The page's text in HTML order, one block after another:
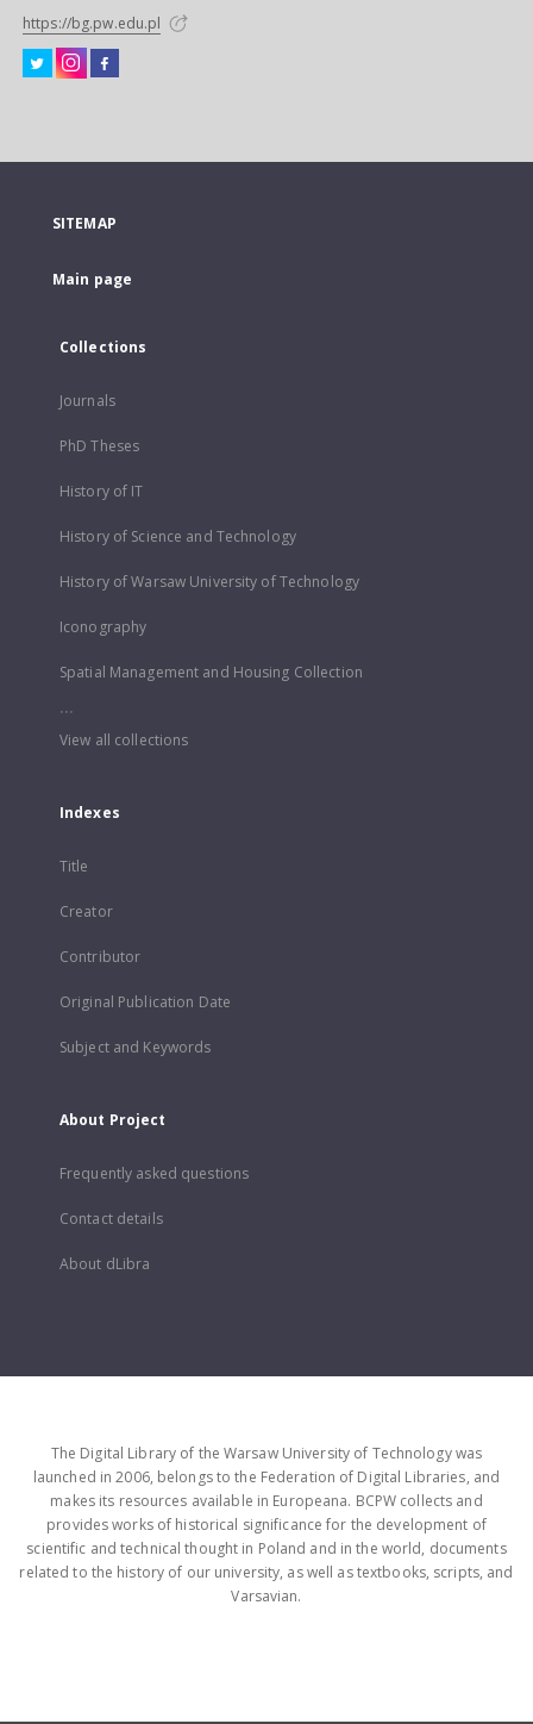
https://bg.pw.edu.pl
SITEMAP
Main page
Collections
Journals
PhD Theses
History of IT
History of Science and Technology
History of Warsaw University of Technology
Iconography
Spatial Management and Housing Collection
...
View all collections
Indexes
Title
Creator
Contributor
Original Publication Date
Subject and Keywords
About Project
Frequently asked questions
Contact details
About dLibra
The Digital Library of the Warsaw University of Technology was
launched in 2006, belongs to the Federation of Digital Libraries, and
makes its resources available in Europeana. BCPW collects and
provides works of historical significance for the development of
scientific and technical thought in Poland and in the world, documents
related to the history of our university, as well as textbooks, scripts, and
Varsavian.